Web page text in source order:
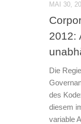
MAI 30,
2012:
Die
des
diesem
variable